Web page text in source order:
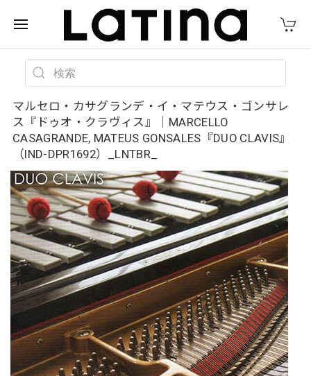
マルセロ・カサグランデ・イ・マテウス・ゴンサレ
ス『ドゥオ・クラヴィス』｜MARCELLO
CASAGRANDE, MATEUS GONSALES『DUO CLAVIS』
（IND-DPR1692）_LNTBR_